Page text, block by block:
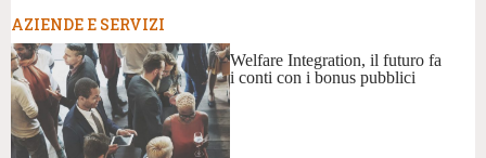
AZIENDE E SERVIZI
Welfare Integration, il futuro fa
i conti con i bonus pubblici